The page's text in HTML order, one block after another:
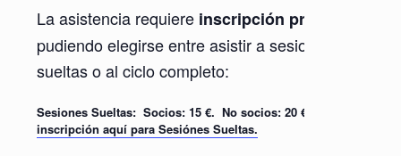
La asistencia requiere inscripción previa
pudiendo elegirse entre asistir a sesiones
sueltas o al ciclo completo:
Sesiones Sueltas: Socios: 15 €. No socios: 20 €
inscripción aquí para Sesiónes Sueltas.